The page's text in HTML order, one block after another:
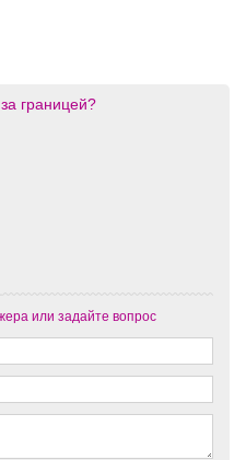
границей?
или задайте вопрос